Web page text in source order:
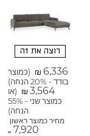
רוצה את זה
₪ 6,336
(כמוצר
בודד - 20% הנחה)
₪ 3,564
(או
כמוצר שני - 55%
הנחה)
מחיר כמוצר ראשון
₪ 7,920